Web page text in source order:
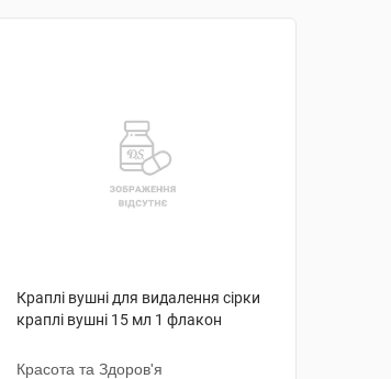
Краплі вушні для видалення сірки
краплі вушні 15 мл 1 флакон
Красота та Здоров'я